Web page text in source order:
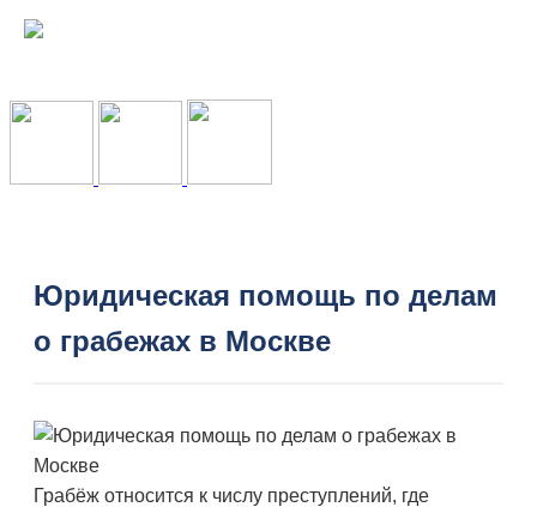
Юридическая помощь по делам
о грабежах в Москве
Грабёж относится к числу преступлений, где